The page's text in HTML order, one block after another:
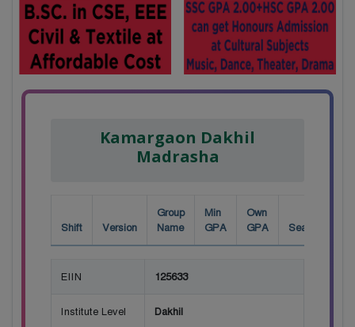
Kamargaon Dakhil
Madrasha
Shift Version
Group
Name
Min
GPA
Own
GPA
Seat
EIIN 125633
Institute Level Dakhil